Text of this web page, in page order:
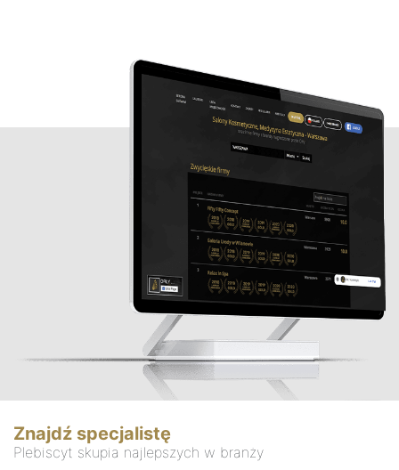
Znajdź specjalistę
Plebiscyt skupia najlepszych w branży